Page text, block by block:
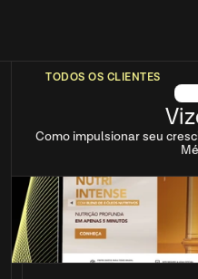
TODOS OS CLIENTES
Como impulsionar seu